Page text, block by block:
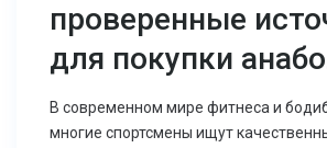
проверенные
для покупки
В современном мире фитнеса и
многие спортсмены ищут